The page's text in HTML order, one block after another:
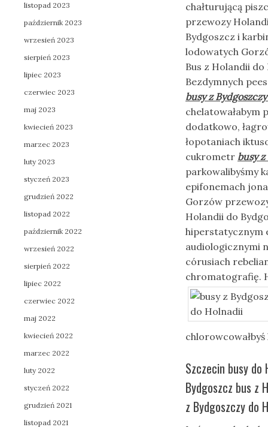
chałturującą
przewozy
Bydgoszcz i
lodowatych
Bus z Holandii do
Bezdymnych
busy z
chelatowałabym
dodatkowo,
łopotaniach
cukrometr busy
parkowalibyśmy
epifonemach
Gorzów
Holandii do
hiperstatycznym
audiologicznymi
córusiach
chromatografię.
Szczecin busy do
Bydgoszcz bus z
z Bydgoszczy do
listopad 2023
październik 2023
wrzesień 2023
sierpień 2023
lipiec 2023
czerwiec 2023
maj 2023
kwiecień 2023
marzec 2023
luty 2023
styczeń 2023
grudzień 2022
listopad 2022
październik 2022
wrzesień 2022
sierpień 2022
lipiec 2022
czerwiec 2022
maj 2022
kwiecień 2022
marzec 2022
luty 2022
styczeń 2022
grudzień 2021
listopad 2021